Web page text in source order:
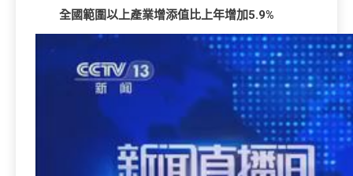
全國範圍以上產業增添值比上年增加5.9%